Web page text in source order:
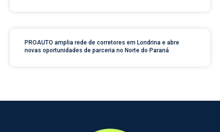
PROAUTO amplia rede de corretores em Londrina e abre
novas oportunidades de parceria no Norte do Paraná